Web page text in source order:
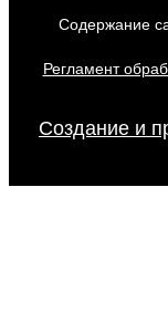
Содержание
Регламент
Создание и